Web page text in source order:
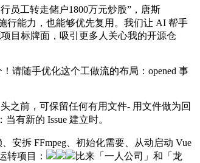
员工转走储户1800万元炒股”，唐斯
行能力，也能够优先复用。我们让 AI 帮手
目标牌面，吸引更多人关心我的开源仓
请随手优化这个工做流的布局：opened 事
前，可保留任何有用文件- 用文件做为回
有新的 Issue 建立时。
安拆 FFmpeg、初始化需要、从动启动 Vue
转项目：
比来「一人公司」和「龙